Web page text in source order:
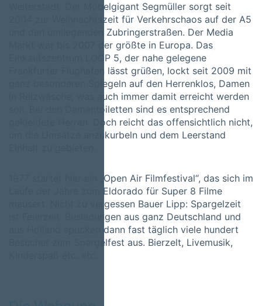
Weiterstadt. Der Möbelgigant Segmüller sorgt seit
2004 zur Weihnachtszeit für Verkehrschaos auf der A5
und den umliegenden Zubringerstraßen. Der Media
Markt war bis 2007 der größte in Europa. Das
Einkaufszentrum LOOP 5, der nahe gelegene
Frankfurter Flughafen lässt grüßen, lockt seit 2009 mit
ganz besonderen Spiegeln auf den Herrenklos, Damen
in Reizwäsche, was auch immer damit erreicht werden
soll. Bei den Damentoiletten sind es entsprechend
gekleidete Herren. Doch reicht das offensichtlich nicht,
um die Umsätze anzukurbeln und dem Leerstand
1977 startet hier ein „Open Air Filmfestival“, das sich im
Laufe der Jahre zum Eldorado für Super 8 Filme
mausert. Nicht zu vergessen Bauer Lipp: Spargelzeit
ist Feierzeit. Busladungen aus ganz Deutschland und
aus Holland spucken dann fast täglich viele hundert
Besucher zum Spargelfest aus. Bierzelt, Livemusik,